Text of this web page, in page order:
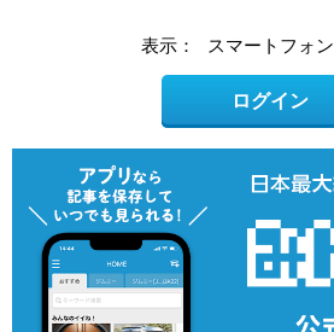
表示： スマートフォン
ログイン